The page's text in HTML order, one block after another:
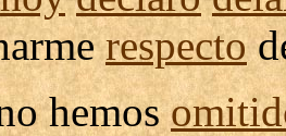
respecto
hemos